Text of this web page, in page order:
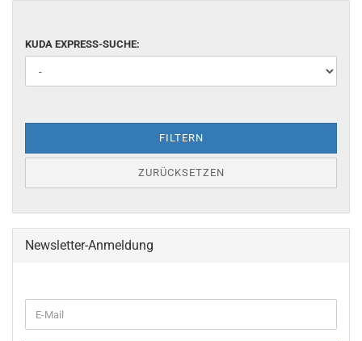
KUDA EXPRESS-SUCHE:
FILTERN
ZURÜCKSETZEN
Newsletter-Anmeldung